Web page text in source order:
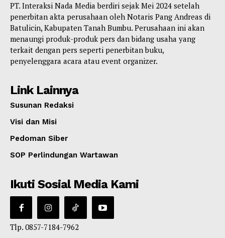
PT. Interaksi Nada Media berdiri sejak Mei 2024 setelah
penerbitan akta perusahaan oleh Notaris Pang Andreas di
Batulicin, Kabupaten Tanah Bumbu. Perusahaan ini akan
menaungi produk-produk pers dan bidang usaha yang
terkait dengan pers seperti penerbitan buku,
penyelenggara acara atau event organizer.
Link Lainnya
Susunan Redaksi
Visi dan Misi
Pedoman Siber
SOP Perlindungan Wartawan
Ikuti Sosial Media Kami
Tlp. 0857-7184-7962